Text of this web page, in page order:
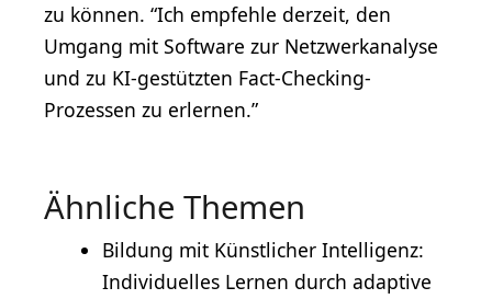
zu können. “Ich empfehle derzeit, den
Umgang mit Software zur Netzwerkanalyse
und zu KI-gestützten Fact-Checking-
Prozessen zu erlernen.”
Ähnliche Themen
Bildung mit Künstlicher Intelligenz:
Individuelles Lernen durch adaptive